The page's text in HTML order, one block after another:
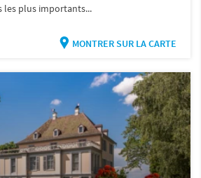
les plus importants...
MONTRER SUR LA CARTE